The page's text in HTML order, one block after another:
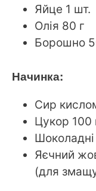
Яйце 1 шт.
Олія 80 г
Борошно
Начинка:
Сир
Цукор 100
Шоколадні
Яєчний
(для